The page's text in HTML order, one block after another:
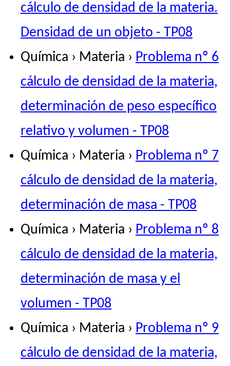
cálculo de densidad de la materia.
Densidad de un objeto - TP08
Química › Materia › Problema nº 6
cálculo de densidad de la materia,
determinación de peso específico
relativo y volumen - TP08
Química › Materia › Problema nº 7
cálculo de densidad de la materia,
determinación de masa - TP08
Química › Materia › Problema nº 8
cálculo de densidad de la materia,
determinación de masa y el
volumen - TP08
Química › Materia › Problema nº 9
cálculo de densidad de la materia,